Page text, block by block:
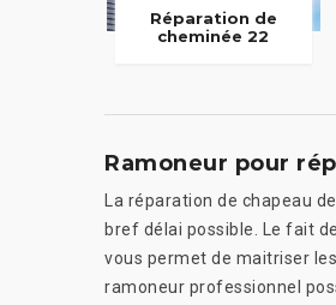
Réparation de
cheminée 22
Ramoneur pour
La réparation de chapeau
bref délai possible. Le fait
vous permet de maitriser
ramoneur professionnel